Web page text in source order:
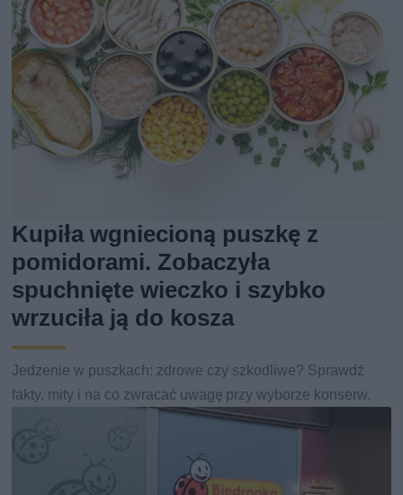
Kupiła wgniecioną puszkę z
pomidorami. Zobaczyła
spuchnięte wieczko i szybko
wrzuciła ją do kosza
Jedzenie w puszkach: zdrowe czy szkodliwe? Sprawdź
fakty, mity i na co zwracać uwagę przy wyborze konserw.